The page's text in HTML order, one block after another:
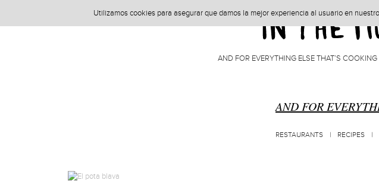
AND FOR EVERYTHING ELSE THAT’S COOKING
AND FOR
RESTAURANTS RECIPES
Utilizamos cookies para asegurar que damos la mejor experiencia al usuario en